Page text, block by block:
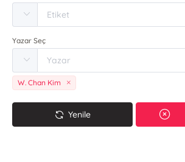
Yazar Seç
W. Chan Kim
Yenile